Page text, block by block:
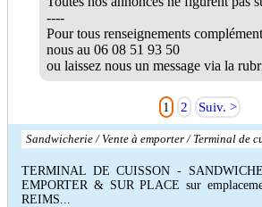
----
Pour tous renseignements
nous au 06 08 51 93 50
ou laissez nous un message via la
1 2 Suiv. >
Sandwicherie / Vente à emporter / Terminal de
TERMINAL DE CUISSON -
EMPORTER & SUR PLACE sur
REIMS...